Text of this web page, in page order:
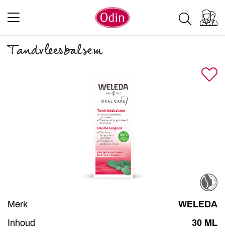
Tandvleesbalsem
Merk
WELEDA
Inhoud
30 ML